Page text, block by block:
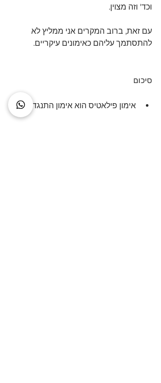
וכד' וזה מצוין.
עם זאת, ברוב המקרים אני ממליץ לא
להתסתמך עליהם כאימונים עיקריים.
סיכום
אימון פילאטיס הוא אימון התנגדות